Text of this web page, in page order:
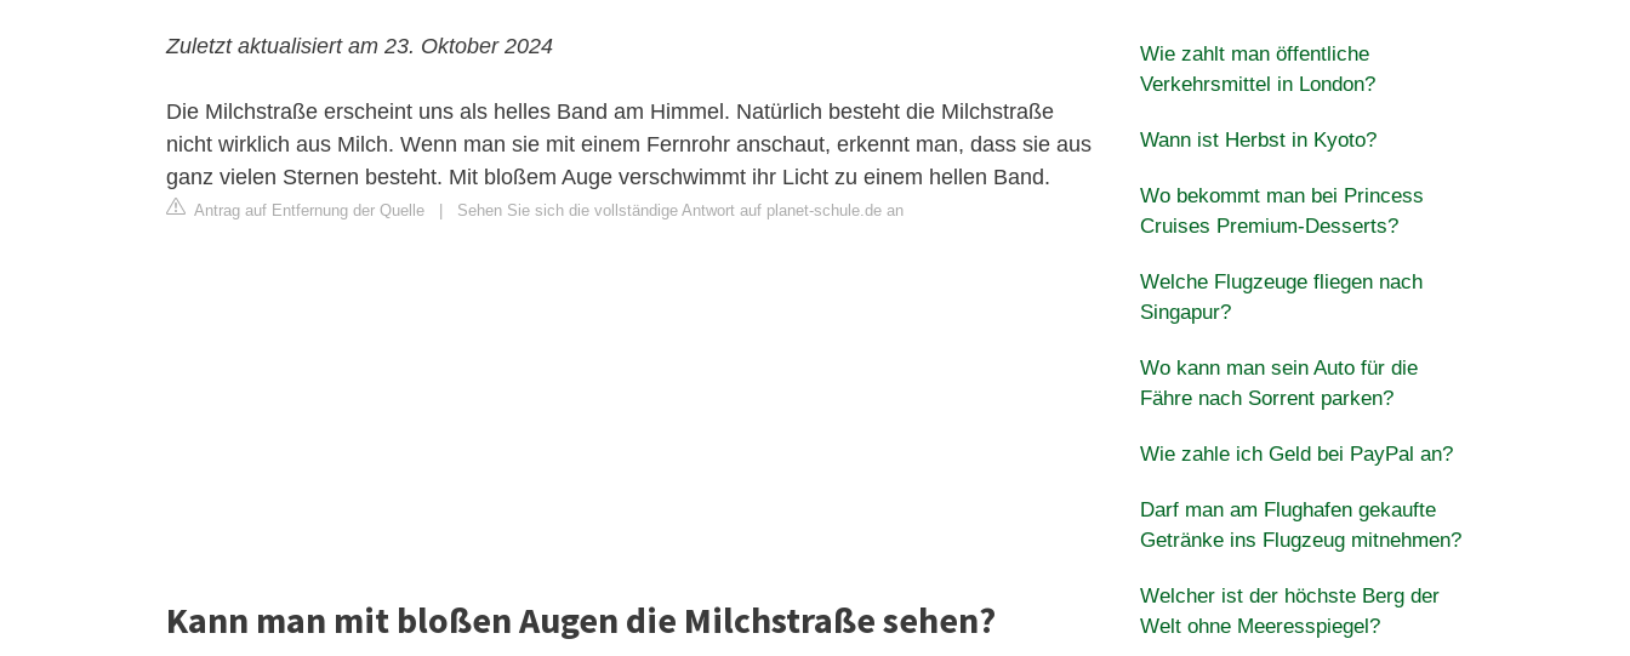
Zuletzt aktualisiert am 23. Oktober 2024
Die Milchstraße erscheint uns als helles Band am Himmel. Natürlich besteht die Milchstraße
nicht wirklich aus Milch. Wenn man sie mit einem Fernrohr anschaut, erkennt man, dass sie aus
ganz vielen Sternen besteht. Mit bloßem Auge verschwimmt ihr Licht zu einem hellen Band.
Antrag auf Entfernung der Quelle Sehen Sie sich die vollständige Antwort auf planet-schule.de an
Kann man mit bloßen Augen die Milchstraße sehen?
Wie zahlt man öffentliche
Verkehrsmittel in London?
Wann ist Herbst in Kyoto?
Wo bekommt man bei Princess
Cruises Premium-Desserts?
Welche Flugzeuge fliegen nach
Singapur?
Wo kann man sein Auto für die
Fähre nach Sorrent parken?
Wie zahle ich Geld bei PayPal an?
Darf man am Flughafen gekaufte
Getränke ins Flugzeug mitnehmen?
Welcher ist der höchste Berg der
Welt ohne Meeresspiegel?